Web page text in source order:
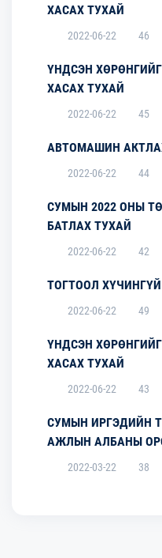
ХАСАХ ТУХАЙ
2022-06-22 46
ҮНДСЭН
ХАСАХ ТУХАЙ
2022-06-22 45
АВТОМАШИН
2022-06-22 44
СУМЫН 2022 ОНЫ
БАТЛАХ ТУХАЙ
2022-06-22 42
ТОГТООЛ
2022-06-22 49
ҮНДСЭН
ХАСАХ ТУХАЙ
2022-06-22 43
СУМЫН ИРГЭДИЙН
АЖЛЫН АЛБАНЫ
2022-03-22 38